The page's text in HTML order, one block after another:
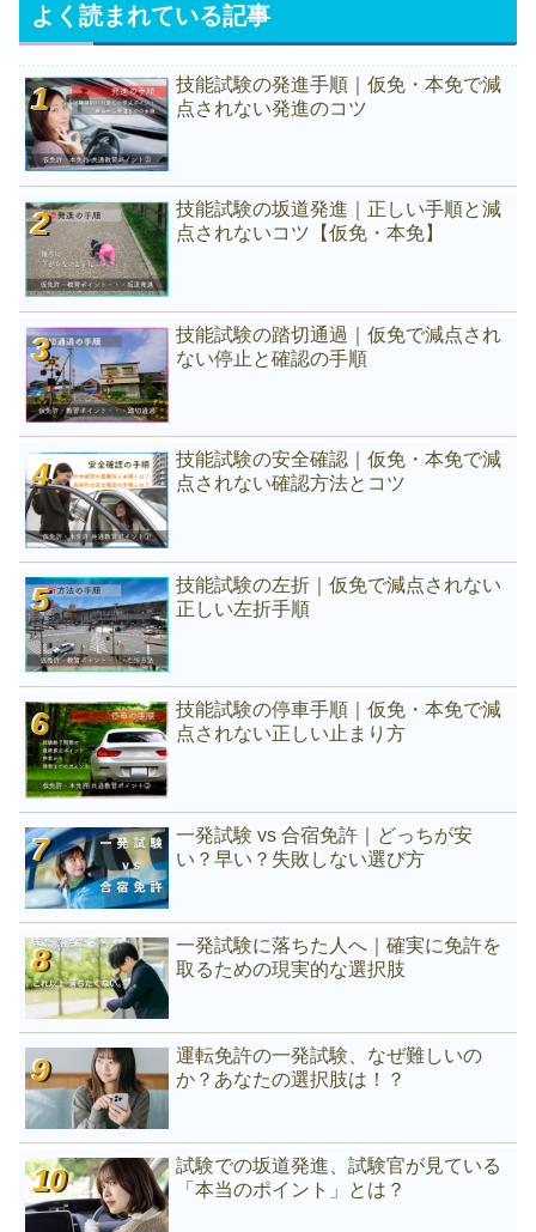
よく読まれている記事
技能試験の発進手順｜仮免・本免で減
点されない発進のコツ
技能試験の坂道発進｜正しい手順と減
点されないコツ【仮免・本免】
技能試験の踏切通過｜仮免で減点され
ない停止と確認の手順
技能試験の安全確認｜仮免・本免で減
点されない確認方法とコツ
技能試験の左折｜仮免で減点されない
正しい左折手順
技能試験の停車手順｜仮免・本免で減
点されない正しい止まり方
一発試験 vs 合宿免許｜どっちが安
い？早い？失敗しない選び方
一発試験に落ちた人へ｜確実に免許を
取るための現実的な選択肢
運転免許の一発試験、なぜ難しいの
か？あなたの選択肢は！？
試験での坂道発進、試験官が見ている
「本当のポイント」とは？